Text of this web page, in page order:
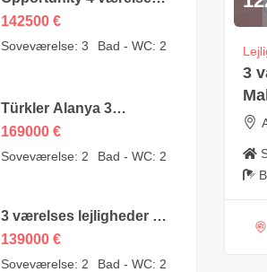
billig lejlighed til salg i
142500 €
Soveværelse: 3 Bad - WC: 2
Türkler Alanya 3
Værelser Duplex til salg
169000 €
Soveværelse: 2 Bad - WC: 2
3 værelses lejligheder til
salg i Mahmutlar Alanya
139000 €
Soveværelse: 2 Bad - WC: 2
3